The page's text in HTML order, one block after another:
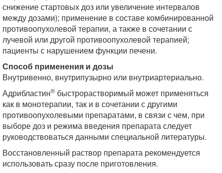
снижение стартовых доз или увеличение интервалов
между дозами); применение в составе комбинированной
противоопухолевой терапии, а также в сочетании с
лучевой или другой противоопухолевой терапией;
пациенты с нарушением функции печени.
Способ применения и дозы
Внутривенно, внутрипузырно или внутриартериально.
Адрибластин® быстрорастворимый может применяться
как в монотерапии, так и в сочетании с другими
противоопухолевыми препаратами, в связи с чем, при
выборе доз и режима введения препарата следует
руководствоваться данными специальной литературы.
Восстановленный раствор препарата рекомендуется
использовать сразу после приготовления.